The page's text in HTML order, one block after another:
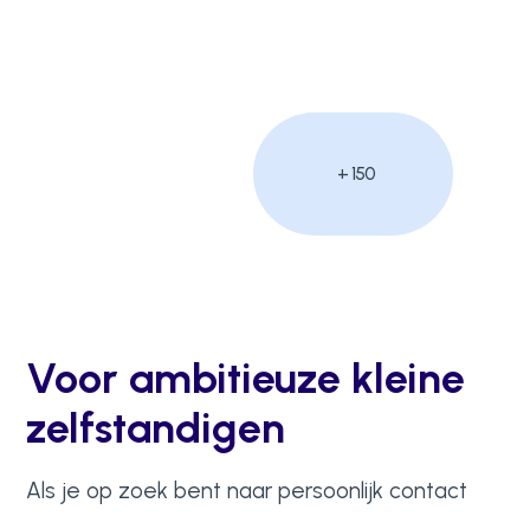
+ 150
Voor ambitieuze kleine
zelfstandigen
Als je op zoek bent naar persoonlijk contact